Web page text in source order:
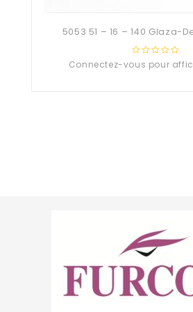
5053 51 – 16 – 140 Glaza-
0
Connectez-vous pour